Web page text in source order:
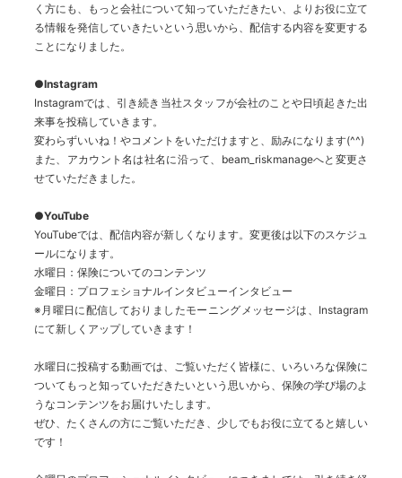
く方にも、もっと会社について知っていただきたい、よりお役に立て
る情報を発信していきたいという思いから、配信する内容を変更する
ことになりました。
●Instagram
Instagramでは、引き続き当社スタッフが会社のことや日頃起きた出
来事を投稿していきます。
変わらずいいね！やコメントをいただけますと、励みになります(^^)
また、アカウント名は社名に沿って、beam_riskmanageへと変更さ
せていただきました。
●YouTube
YouTubeでは、配信内容が新しくなります。変更後は以下のスケジュ
ールになります。
水曜日：保険についてのコンテンツ
金曜日：プロフェショナルインタビューインタビュー
※月曜日に配信しておりましたモーニングメッセージは、Instagram
にて新しくアップしていきます！
水曜日に投稿する動画では、ご覧いただく皆様に、いろいろな保険に
ついてもっと知っていただきたいという思いから、保険の学び場のよ
うなコンテンツをお届けいたします。
ぜひ、たくさんの方にご覧いただき、少しでもお役に立てると嬉しい
です！